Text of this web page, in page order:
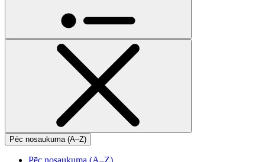
Pēc nosaukuma (A–Z)
Pēc nosaukuma (A–Z)